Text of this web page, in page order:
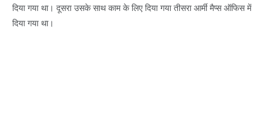
दिया गया था। दूसरा उसके साथ काम के लिए दिया गया तीसरा आर्मी मैप्स ऑफिस में
दिया गया था।